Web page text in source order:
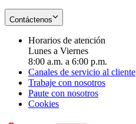
Contáctenos
Horarios de atención
Lunes a Viernes
8:00 a.m. a 6:00 p.m.
Canales de servicio al cliente
Trabaje con nosotros
Paute con nosotros
Cookies